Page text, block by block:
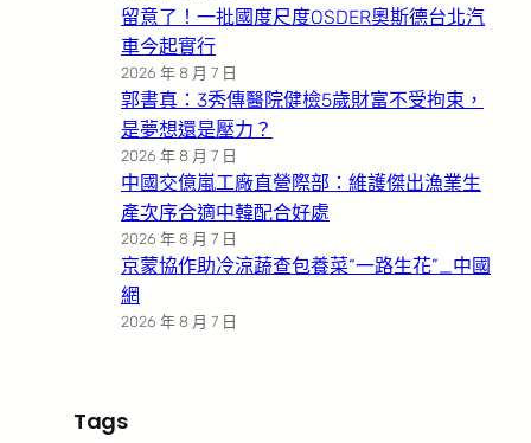
留意了！一批國度尺度OSDER奧斯德台北汽
車今起實行
2026 年 8 月 7 日
郭書真：3秀傳醫院健檢5歲財富不受拘束，
是夢想還是壓力？
2026 年 8 月 7 日
中國交億嵐工廠直營際部：維護傑出漁業生
產次序合適中韓配合好處
2026 年 8 月 7 日
京蒙協作助冷涼蔬查包養菜“一路生花”_中國
網
2026 年 8 月 7 日
Tags